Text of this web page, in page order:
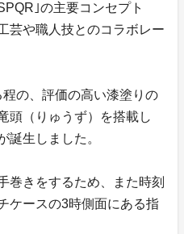
｣の主要コンセプト
芸や職人技とのコラボレー
の、評価の高い漆塗りの
頭（りゅうず）を搭載し
誕生しました。
巻きをするため、また時刻
ケースの3時側面にある指